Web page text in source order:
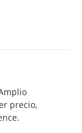
precio,